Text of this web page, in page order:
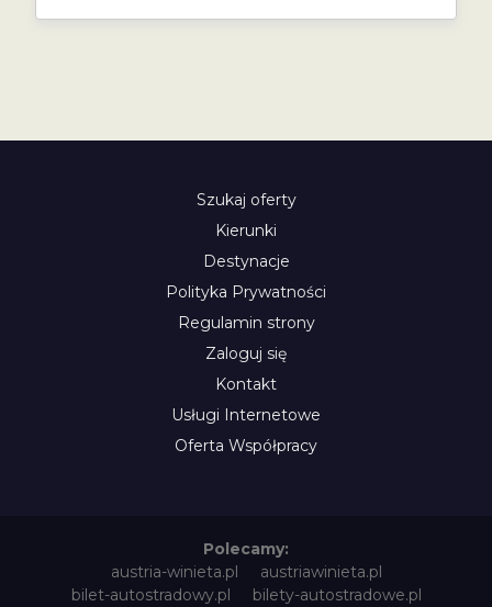
Szukaj oferty
Kierunki
Destynacje
Polityka Prywatności
Regulamin strony
Zaloguj się
Kontakt
Usługi Internetowe
Oferta Współpracy
Polecamy:
austria-winieta.pl
austriawinieta.pl
bilet-autostradowy.pl
bilety-autostradowe.pl